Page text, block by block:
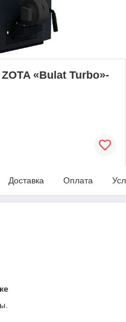
«Bulat Turbo»-
Доставка Оплата